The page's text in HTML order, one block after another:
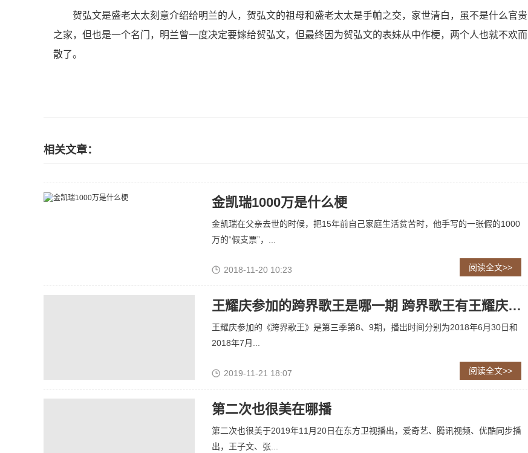
贺弘文是盛老太太刻意介绍给明兰的人，贺弘文的祖母和盛老太太是手帕之交，家世清白，虽不是什么官贵
之家，但也是一个名门，明兰曾一度决定要嫁给贺弘文，但最终因为贺弘文的表妹从中作梗，两个人也就不欢而
散了。
相关文章：
金凯瑞1000万是什么梗
金凯瑞在父亲去世的时候，把15年前自己家庭生活贫苦时，他手写的一张假的1000
万的“假支票”，...
2018-11-20 10:23 阅读全文>>
王耀庆参加的跨界歌王是哪一期 跨界歌王有王耀庆是哪季哪期
王耀庆参加的《跨界歌王》是第三季第8、9期，播出时间分别为2018年6月30日和
2018年7月...
2019-11-21 18:07 阅读全文>>
第二次也很美在哪播
第二次也很美于2019年11月20日在东方卫视播出，爱奇艺、腾讯视频、优酷同步播
出，王子文、张...